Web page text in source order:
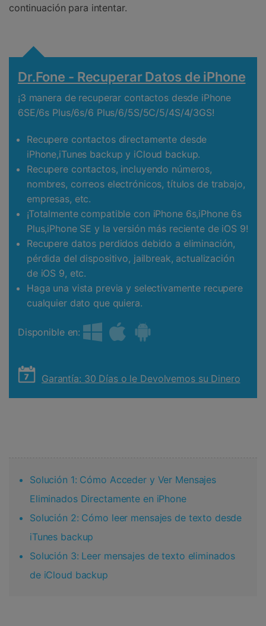
continuación para intentar.
Dr.Fone - Recuperar Datos de iPhone
¡3 manera de recuperar contactos desde iPhone
6SE/6s Plus/6s/6 Plus/6/5S/5C/5/4S/4/3GS!
Recupere contactos directamente desde
iPhone,iTunes backup y iCloud backup.
Recupere contactos, incluyendo números,
nombres, correos electrónicos, títulos de trabajo,
empresas, etc.
¡Totalmente compatible con iPhone 6s,iPhone 6s
Plus,iPhone SE y la versión más reciente de iOS 9!
Recupere datos perdidos debido a eliminación,
pérdida del dispositivo, jailbreak, actualización
de iOS 9, etc.
Haga una vista previa y selectivamente recupere
cualquier dato que quiera.
Disponible en:
Garantía: 30 Días o le Devolvemos su Dinero
Solución 1: Cómo Acceder y Ver Mensajes
Eliminados Directamente en iPhone
Solución 2: Cómo leer mensajes de texto desde
iTunes backup
Solución 3: Leer mensajes de texto eliminados
de iCloud backup